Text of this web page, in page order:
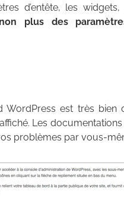
d’entête, les
plus des
est très bien
Les
problèmes par vous-